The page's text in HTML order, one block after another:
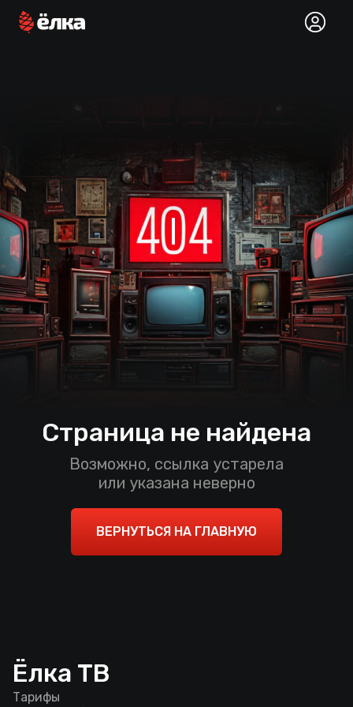
Страница не найдена
Возможно, ссылка устарела
или указана неверно
ВЕРНУТЬСЯ НА ГЛАВНУЮ
Ёлка ТВ
Тарифы